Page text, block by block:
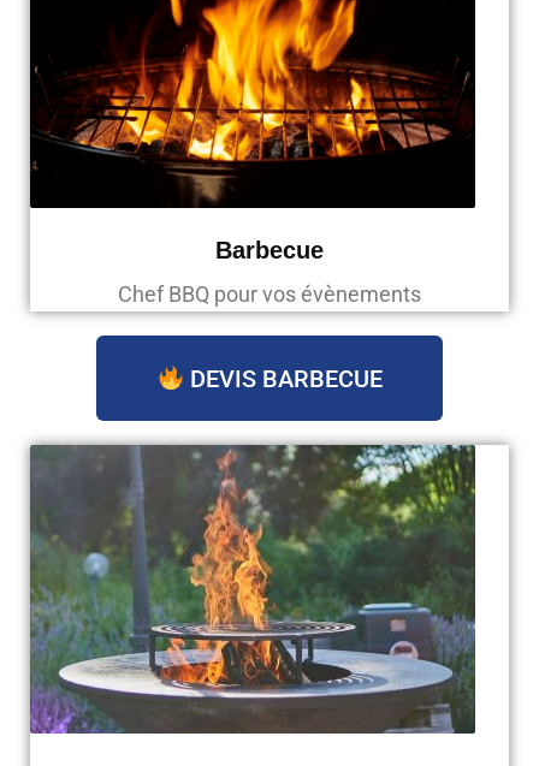
Barbecue
Chef BBQ pour vos évènements
DEVIS BARBECUE